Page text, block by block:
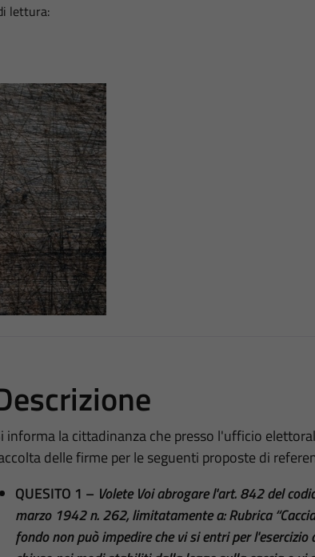
lettura:
informa la cittadinanza che presso l'ufficio
delle firme per le seguenti proposte di
QUESITO 1 – Volete Voi abrogare l'art. 842 del
marzo 1942 n. 262, limitatamente a: Rubrica
fondo non può impedire che vi si entri per l'esercizio